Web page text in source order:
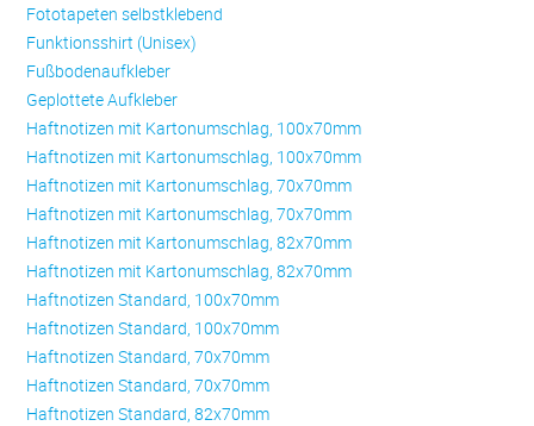
Fototapeten selbstklebend
Funktionsshirt (Unisex)
Fußbodenaufkleber
Geplottete Aufkleber
Haftnotizen mit Kartonumschlag, 100x70mm
Haftnotizen mit Kartonumschlag, 100x70mm
Haftnotizen mit Kartonumschlag, 70x70mm
Haftnotizen mit Kartonumschlag, 70x70mm
Haftnotizen mit Kartonumschlag, 82x70mm
Haftnotizen mit Kartonumschlag, 82x70mm
Haftnotizen Standard, 100x70mm
Haftnotizen Standard, 100x70mm
Haftnotizen Standard, 70x70mm
Haftnotizen Standard, 70x70mm
Haftnotizen Standard, 82x70mm